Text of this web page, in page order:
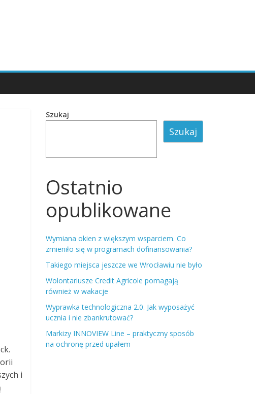
i
Szukaj
Szukaj
Ostatnio
opublikowane
Wymiana okien z większym wsparciem. Co
zmieniło się w programach dofinansowania?
Takiego miejsca jeszcze we Wrocławiu nie było
Wolontariusze Credit Agricole pomagają
również w wakacje
Wyprawka technologiczna 2.0. Jak wyposażyć
ucznia i nie zbankrutować?
Markizy INNOVIEW Line – praktyczny sposób
na ochronę przed upałem